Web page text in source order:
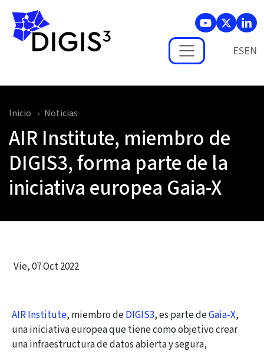
Skip to main content
ES
Inicio Noticias
AIR Institute, miembro de
DIGIS3, forma parte de la
iniciativa europea Gaia-X
Vie, 07 Oct 2022
AIR Institute, miembro deDIGIS3, es parte deGaia-X,
una iniciativa europea que tiene como objetivo crear
una infraestructura de datos abierta y segura,